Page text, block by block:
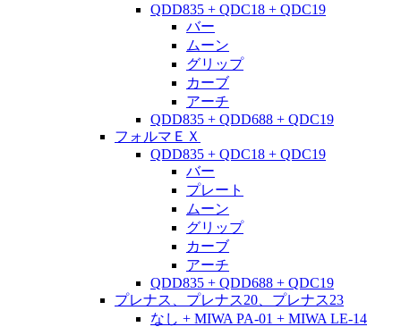
QDD835 + QDC18 + QDC19
バー
ムーン
グリップ
カーブ
アーチ
QDD835 + QDD688 + QDC19
フォルマＥＸ
QDD835 + QDC18 + QDC19
バー
プレート
ムーン
グリップ
カーブ
アーチ
QDD835 + QDD688 + QDC19
プレナス、プレナス20、プレナス23
なし + MIWA PA-01 + MIWA LE-14